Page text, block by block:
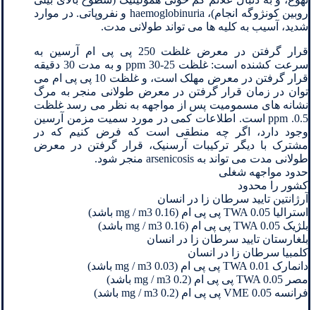
روبین کونژوگه انجام)، haemoglobinuria و نفروپاتی. در موارد
شدید، آسیب به کلیه ها می تواند طولانی مدت.
قرار گرفتن در معرض غلظت 250 پی پی ام آرسین به
سرعت کشنده است: غلظت 25-30 ppm و به مدت 30 دقیقه
قرار گرفتن در معرض مهلک است، و غلظت 10 پی پی ام می
توان در زمان قرار گرفتن در معرض طولانی منجر به مرگ
نشانه های مسمومیت پس از مواجهه به نظر می رسد غلظت
0.5. ppm است. اطلاعات کمی در مورد سمیت مزمن آرسین
وجود دارد، اگر چه منطقی است که فرض کنیم که در
مشترک با دیگر ترکیبات آرسنیک، قرار گرفتن در معرض
طولانی مدت می تواند به arsenicosis منجر شود.
حدود مواجهه شغلی
کشور را محدود
آرژانتین تایید سرطان زا در انسان
استرالیا TWA 0.05 پی پی ام (0.16 mg / m3 باشد)
بلژیک TWA 0.05 پی پی ام (0.16 mg / m3 باشد)
بلغارستان تایید سرطان زا در انسان
کلمبیا سرطان زا در انسان
دانمارک TWA 0.01 پی پی ام (0.03 mg / m3 باشد)
مصر TWA 0.05 پی پی ام (0.2 mg / m3 باشد)
فرانسه VME 0.05 پی پی ام (0.2 mg / m3 باشد)